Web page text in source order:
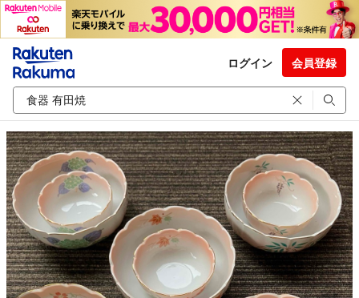
ログイン 会員登録